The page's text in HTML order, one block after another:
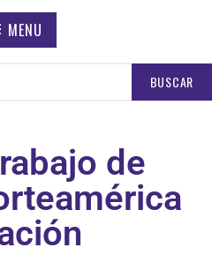
MENU
de